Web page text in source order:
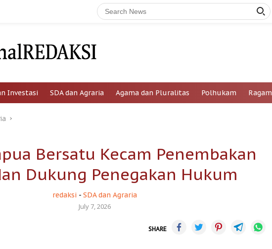
Investasi SDA dan Agraria Agama dan Pluralitas Polhukam Ragam
Bersatu Kecam Penembakan
Dukung Penegakan Hukum
redaksi - SDA dan Agraria
July 7, 2026
SHARE